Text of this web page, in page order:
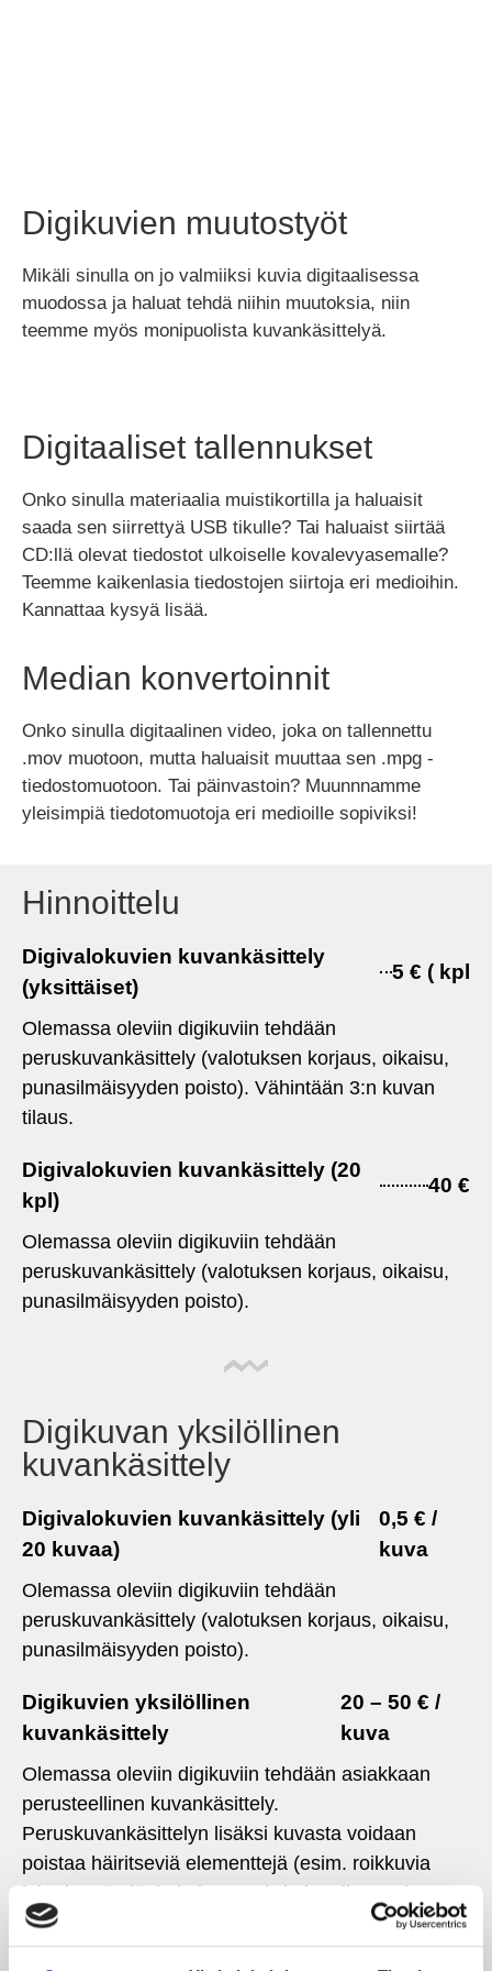
Digikuvien muutostyöt
Mikäli sinulla on jo valmiiksi kuvia digitaalisessa
muodossa ja haluat tehdä niihin muutoksia, niin
teemme myös monipuolista kuvankäsittelyä.
Digitaaliset tallennukset
Onko sinulla materiaalia muistikortilla ja haluaisit
saada sen siirrettyä USB tikulle? Tai haluaist siirtää
CD:llä olevat tiedostot ulkoiselle kovalevyasemalle?
Teemme kaikenlasia tiedostojen siirtoja eri medioihin.
Kannattaa kysyä lisää.
Median konvertoinnit
Onko sinulla digitaalinen video, joka on tallennettu
.mov muotoon, mutta haluaisit muuttaa sen .mpg -
tiedostomuotoon. Tai päinvastoin? Muunnnamme
yleisimpiä tiedotomuotoja eri medioille sopiviksi!
Hinnoittelu
Digivalokuvien kuvankäsittely
(yksittäiset)
5 € ( kpl
Olemassa oleviin digikuviin tehdään
peruskuvankäsittely (valotuksen korjaus, oikaisu,
punasilmäisyyden poisto). Vähintään 3:n kuvan
tilaus.
Digivalokuvien kuvankäsittely (20
kpl)
40 €
Olemassa oleviin digikuviin tehdään
peruskuvankäsittely (valotuksen korjaus, oikaisu,
punasilmäisyyden poisto).
Digikuvan yksilöllinen
kuvankäsittely
Digivalokuvien kuvankäsittely (yli
20 kuvaa)
0,5 € /
kuva
Olemassa oleviin digikuviin tehdään
peruskuvankäsittely (valotuksen korjaus, oikaisu,
punasilmäisyyden poisto).
Digikuvien yksilöllinen
kuvankäsittely
20 – 50 € /
kuva
Olemassa oleviin digikuviin tehdään asiakkaan
perusteellinen kuvankäsittely.
Peruskuvankäsittelyn lisäksi kuvasta voidaan
poistaa häiritseviä elementtejä (esim. roikkuvia
johtoja, pöydänkulmia, yms.), jotka pilaavat kuvaa.
Hinta määräytyy vaikeusasteen mukaan.